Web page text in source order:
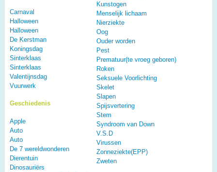
Carnaval
Halloween
Halloween
De Kerstman
Koningsdag
Sinterklaas
Sinterklaas
Valentijnsdag
Vuurwerk
Geschiedenis
Apple
Auto
Auto
De 7 wereldwonderen
Dierentuin
Dinosauriërs
Kunstogen
Menselijk lichaam
Nierziekte
Oog
Ouder worden
Pest
Prematuur(te vroeg geboren)
Roken
Seksuele Voorlichting
Skelet
Slapen
Spijsvertering
Stem
Syndroom van Down
V.S.D
Virussen
Zonneziekte(EPP)
Zweten